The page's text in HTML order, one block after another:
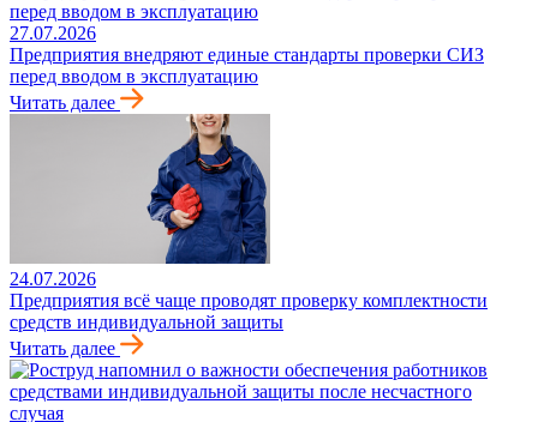
27.07.2026
Предприятия внедряют единые стандарты проверки СИЗ
перед вводом в эксплуатацию
Читать далее
24.07.2026
Предприятия всё чаще проводят проверку комплектности
средств индивидуальной защиты
Читать далее